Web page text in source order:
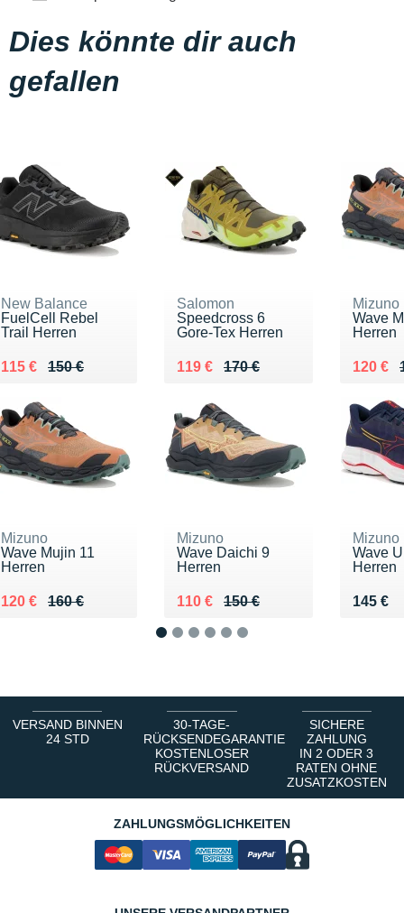
Dies könnte dir auch
gefallen
New Balance
FuelCell Rebel
Trail Herren
150 €
Au lieu de 150 €
115 €
Vendu 115 €
Salomon
Speedcross 6
Gore-Tex Herren
170 €
Au lieu de 170 €
119 €
Vendu 119 €
Mizuno
Wave
Herren
Au lieu
120 €
Vendu
Mizuno
Wave Mujin 11
Herren
160 €
Au lieu de 160 €
120 €
Vendu 120 €
Mizuno
Wave Daichi 9
Herren
150 €
Au lieu de 150 €
110 €
Vendu 110 €
Mizuno
Wave
Herren
145 €
Vendu
VERSAND BINNEN
24 STD
30-TAGE-
RÜCKSENDEGARANTIE
KOSTENLOSER
RÜCKVERSAND
SICHERE
ZAHLUNG
IN 2 ODER 3
RATEN OHNE
ZUSATZKOSTEN
ZAHLUNGSMÖGLICHKEITEN